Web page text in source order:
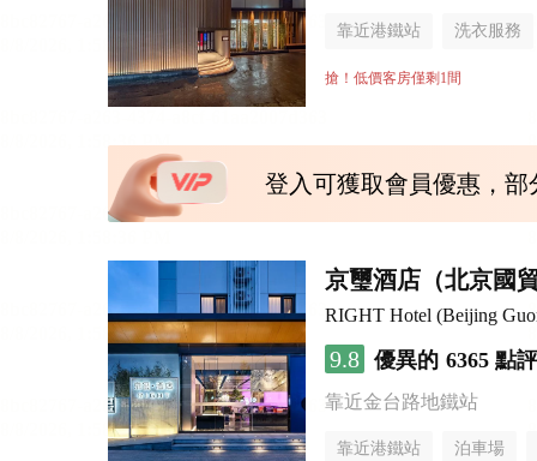
靠近港鐵站 洗衣服務
無煙樓層
搶！低價客房僅剩1間
登入可獲取會員優惠，
京璽酒店（北京國
RIGHT Hotel (Beijing
9.8 優異的 6365 點評
靠近金台路地鐵站
靠近港鐵站 泊車場